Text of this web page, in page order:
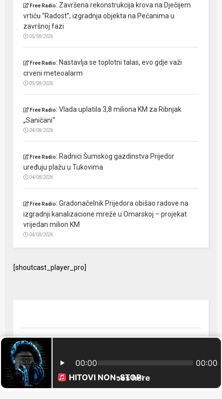
Free Radio: Završena rekonstrukcija krova na Dječijem
vrtiću “Radost”, izgradnja objekta na Pećanima u
završnoj fazi
05/08/2026
Free Radio: Nastavlja se toplotni talas, evo gdje važi
crveni meteoalarm
05/08/2026
Free Radio:Vlada uplatila 3,8 miliona KM za Ribnjak
„Saničani“
04/08/2026
Free Radio: Radnici Šumskog gazdinstva Prijedor
uređuju plažu u Tukovima
04/08/2026
Free Radio:Gradonačelnik Prijedora obišao radove na
izgradnji kanalizacione mreže u Omarskoj – projekat
vrijedan milion KM
04/08/2026
[shoutcast_player_pro]
© 2024 Free Radio Prijedor. Sva prava zaštićena Designed by